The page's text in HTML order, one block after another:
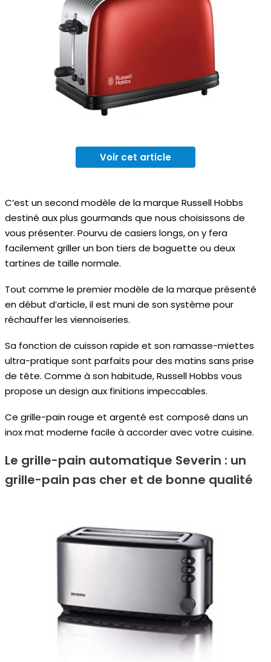
Voir cet article
C’est un second modèle de la marque Russell Hobbs
destiné aux plus gourmands que nous choisissons de
vous présenter. Pourvu de casiers longs, on y fera
facilement griller un bon tiers de baguette ou deux
tartines de taille normale.
Tout comme le premier modèle de la marque présenté
en début d’article, il est muni de son système pour
réchauffer les viennoiseries.
Sa fonction de cuisson rapide et son ramasse-miettes
ultra-pratique sont parfaits pour des matins sans prise
de tête. Comme à son habitude, Russell Hobbs vous
propose un design aux finitions impeccables.
Ce grille-pain rouge et argenté est composé dans un
inox mat moderne facile à accorder avec votre cuisine.
Le grille-pain automatique Severin : un
grille-pain pas cher et de bonne qualité